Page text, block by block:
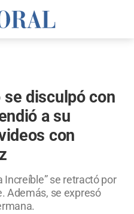
disculpó con
a su
con
Increíble” se retractó por
Además, se expresó